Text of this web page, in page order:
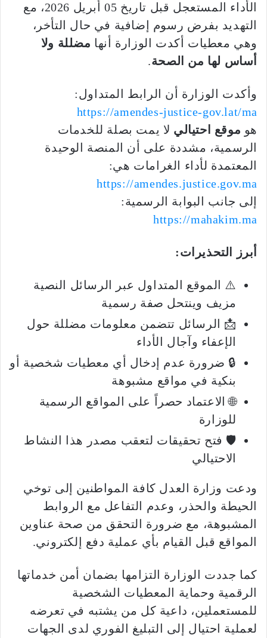
الأداء المستعجل قبل تاريخ 05 أبريل 2026، مع
التهديد بفرض رسوم إضافية في حال التأخر،
وهي معطيات أكدت الوزارة أنها مضللة ولا
أساس لها من الصحة.
وأكدت الوزارة أن الرابط المتداول:
https://amendes-justice-gov.lat/ma
هو موقع احتيالي لا يمت بصلة للخدمات
الرسمية، مشددة على أن المنصة الوحيدة
المعتمدة لأداء الغرامات هي:
https://amendes.justice.gov.ma
إلى جانب البوابة الرسمية:
https://mahakim.ma
أبرز التحذيرات:
⚠️ الموقع المتداول عبر الرسائل النصية
مزيف وينتحل صفة رسمية
📩 الرسائل تتضمن معلومات مضللة حول
الإعفاء وآجال الأداء
🔒 ضرورة عدم إدخال أي معطيات شخصية أو
بنكية في مواقع مشبوهة
🌐 الاعتماد حصراً على المواقع الرسمية
للوزارة
🛡️ فتح تحقيقات لتعقب مصدر هذا النشاط
الاحتيالي
ودعت وزارة العدل كافة المواطنين إلى توخي
الحيطة والحذر، وعدم التفاعل مع الروابط
المشبوهة، مع ضرورة التحقق من صحة عناوين
المواقع قبل القيام بأي عملية دفع إلكتروني.
كما جددت الوزارة التزامها بضمان أمن خدماتها
الرقمية وحماية المعطيات الشخصية
للمستعملين، داعية كل من يشتبه في تعرضه
لعملية احتيال إلى التبليغ الفوري لدى الجهات